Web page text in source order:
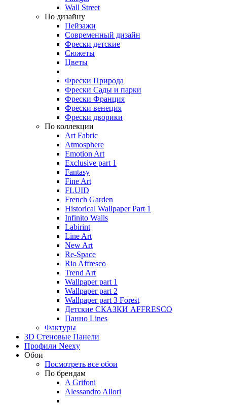
Wall Street
По дизайну
Пейзажи
Современный дизайн
Фрески детские
Сюжеты
Цветы
Фрески Природа
Фрески Сады и парки
Фрески Франция
Фрески венеция
Фрески дворики
По коллекции
Art Fabric
Atmosphere
Emotion Art
Exclusive part 1
Fantasy
Fine Art
FLUID
French Garden
Historical Wallpaper Part 1
Infinito Walls
Labirint
Line Art
New Art
Re-Space
Rio Affresco
Trend Art
Wallpaper part 1
Wallpaper part 2
Wallpaper part 3 Forest
Детские СКАЗКИ AFFRESCO
Панно Lines
Фактуры
3D Стеновые Панели
Профили Neexy
Обои
Посмотреть все обои
По брендам
A Grifoni
Alessandro Allori